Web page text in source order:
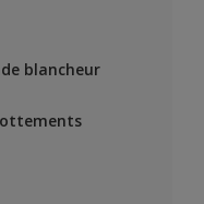
blancheur